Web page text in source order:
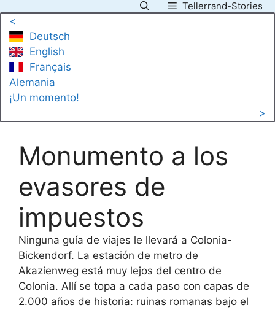
contenido
Tellerrand-Stories
<
Deutsch
English
Français
Alemania
¡Un momento!
>
Monumento a los
evasores de
impuestos
Ninguna guía de viajes le llevará a Colonia-
Bickendorf. La estación de metro de
Akazienweg está muy lejos del centro de
Colonia. Allí se topa a cada paso con capas de
2.000 años de historia: ruinas romanas bajo el